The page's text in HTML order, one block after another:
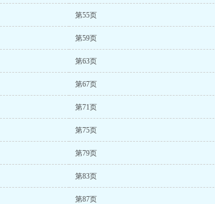
第55页
第59页
第63页
第67页
第71页
第75页
第79页
第83页
第87页